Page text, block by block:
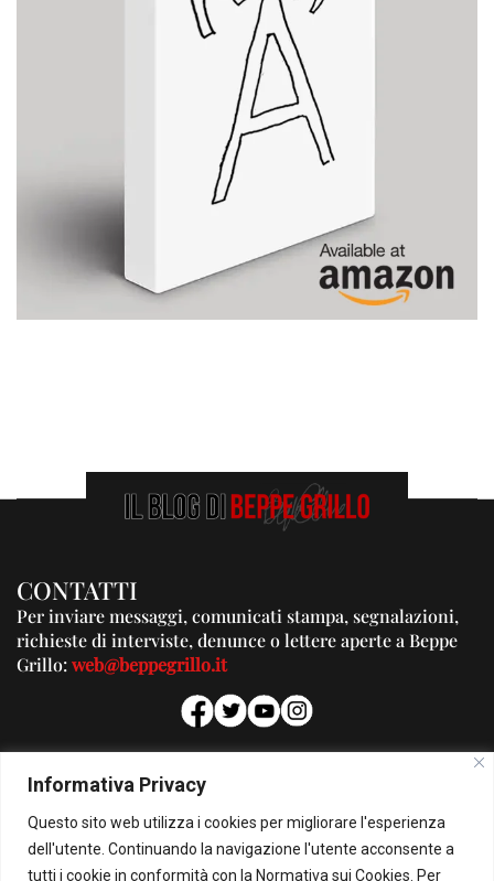
Informativa Privacy
Questo sito web utilizza i cookies per migliorare l'esperienza
dell'utente. Continuando la navigazione l'utente acconsente a
tutti i cookie in conformità con la Normativa sui Cookies. Per
CONTATTI
Per inviare messaggi, comunicati stampa, segnalazioni,
richieste di interviste, denunce o lettere aperte a Beppe
Grillo:web@beppegrillo.it
PUBBLICITA'
Per la tua pubblicità su questo Blog:
pubblicita@beppegrillo.it